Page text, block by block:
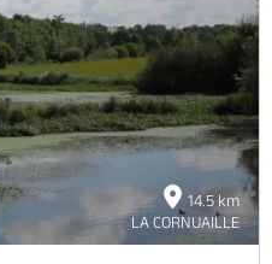
14.5 km
LA CORNUAILLE